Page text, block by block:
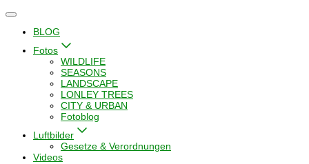
Navigation
umschalten
BLOG
Fotos
WILDLIFE
SEASONS
LANDSCAPE
LONLEY TREES
CITY & URBAN
Fotoblog
Luftbilder
Gesetze & Verordnungen
Videos